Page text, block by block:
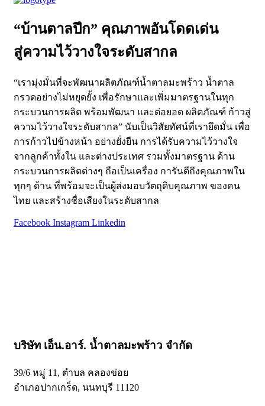
“บ้านตาลปึก” คุณภาพอันโดดเด่น
สู่ความไว้วางใจระดับสากล
“เรามุ่งมั่นที่จะพัฒนาผลิตภัณฑ์น้ำตาลมะพร้าว น้ำตาล
กรวดอย่างไม่หยุดยั้ง เพื่อรักษาและเพิ่มมาตรฐานในทุก
กระบวนการผลิต พร้อมพัฒนา และต่อยอด ผลิตภัณฑ์ ก้าวสู่
ความไว้วางใจระดับสากล” นับเป็นวิสัยทัศน์ที่เรายึดมั่น เพื่อ
การก้าวไปข้างหน้า อย่างยั่งยืน การได้รับความไว้วางใจ
จากลูกค้าทั้งใน และต่างประเทศ รวมทั้งมาตรฐาน ด้าน
กระบวนการผลิตต่างๆ ถือเป็นเครื่อง การันตีถึงคุณภาพใน
ทุกๆ ด้าน ที่พร้อมจะเป็นผู้ส่งมอบวัตถุดิบคุณภาพ ของคน
ไทย และสร้างชื่อเสียงในระดับสากล
Facebook Instagram Linkedin
บริษัท เอ็น.อาร์. น้ำตาลมะพร้าว จำกัด
39/6 หมู่ 11, ตำบล คลองข่อย
อำเภอปากเกร็ด, นนทบุรี 11120